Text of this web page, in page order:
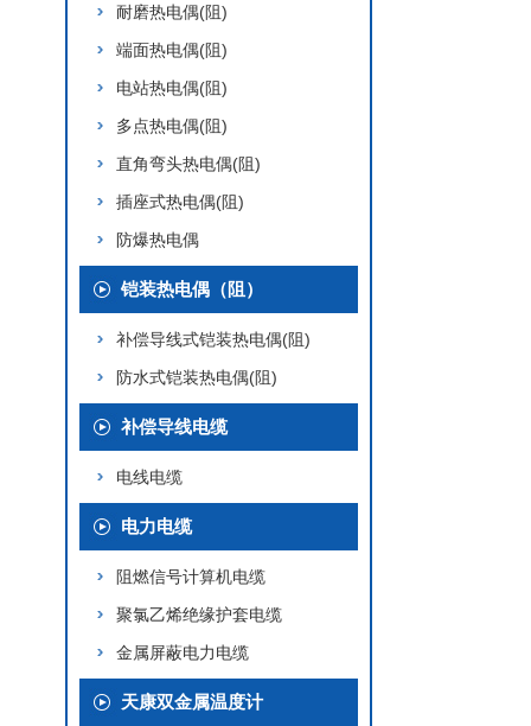
耐磨热电偶(阻)
端面热电偶(阻)
电站热电偶(阻)
多点热电偶(阻)
直角弯头热电偶(阻)
插座式热电偶(阻)
防爆热电偶
铠装热电偶（阻）
补偿导线式铠装热电偶(阻)
防水式铠装热电偶(阻)
补偿导线电缆
电线电缆
电力电缆
阻燃信号计算机电缆
聚氯乙烯绝缘护套电缆
金属屏蔽电力电缆
天康双金属温度计